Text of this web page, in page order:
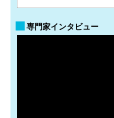
専門家インタビュー